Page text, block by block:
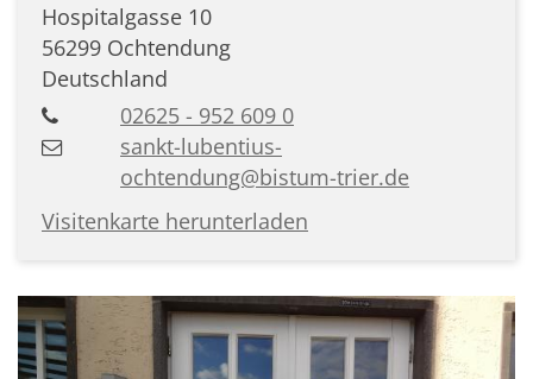
Hospitalgasse 10
56299 Ochtendung
Deutschland
02625 - 952 609 0
sankt-lubentius-
ochtendung@bistum-trier.de
Visitenkarte herunterladen